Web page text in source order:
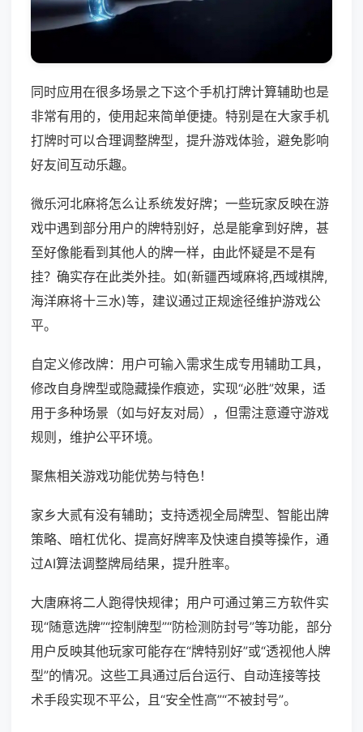
同时应用在很多场景之下这个手机打牌计算辅助也是
非常有用的，使用起来简单便捷。特别是在大家手机
打牌时可以合理调整牌型，提升游戏体验，避免影响
好友间互动乐趣。
微乐河北麻将怎么让系统发好牌；一些玩家反映在游
戏中遇到部分用户的牌特别好，总是能拿到好牌，甚
至好像能看到其他人的牌一样，由此怀疑是不是有
挂？确实存在此类外挂。如(新疆西域麻将,西域棋牌,
海洋麻将十三水)等，建议通过正规途径维护游戏公
平。
自定义修改牌：用户可输入需求生成专用辅助工具，
修改自身牌型或隐藏操作痕迹，实现“必胜”效果，适
用于多种场景（如与好友对局），但需注意遵守游戏
规则，维护公平环境。
聚焦相关游戏功能优势与特色！
家乡大贰有没有辅助；支持透视全局牌型、智能出牌
策略、暗杠优化、提高好牌率及快速自摸等操作，通
过AI算法调整牌局结果，提升胜率。
大唐麻将二人跑得快规律；用户可通过第三方软件实
现“随意选牌”“控制牌型”“防检测防封号”等功能，部分
用户反映其他玩家可能存在“牌特别好”或“透视他人牌
型”的情况。这些工具通过后台运行、自动连接等技
术手段实现不平公，且“安全性高”“不被封号”。